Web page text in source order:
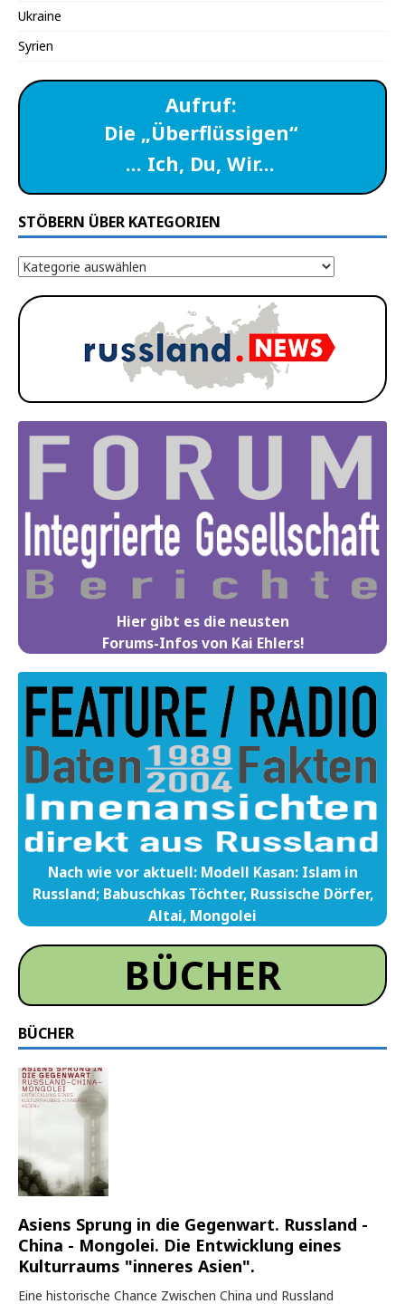
Ukraine
Syrien
Aufruf:
Die „Überflüssigen“
… Ich, Du, Wir…
STÖBERN ÜBER KATEGORIEN
Hier gibt es die neusten
Forums-Infos von Kai Ehlers!
Nach wie vor aktuell: Modell Kasan: Islam in
Russland; Babuschkas Töchter, Russische Dörfer,
Altai, Mongolei
BÜCHER
BÜCHER
Asiens Sprung in die Gegenwart. Russland -
China - Mongolei. Die Entwicklung eines
Kulturraums "inneres Asien".
Eine historische Chance Zwischen China und Russland